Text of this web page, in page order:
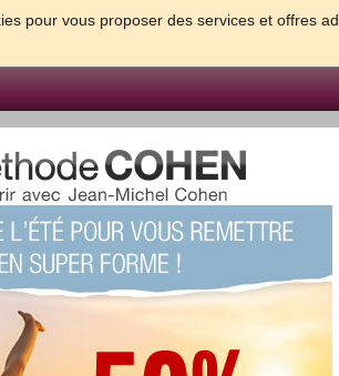
pour vous proposer des services et offres
& TESTS GROSSESSE & BEBE